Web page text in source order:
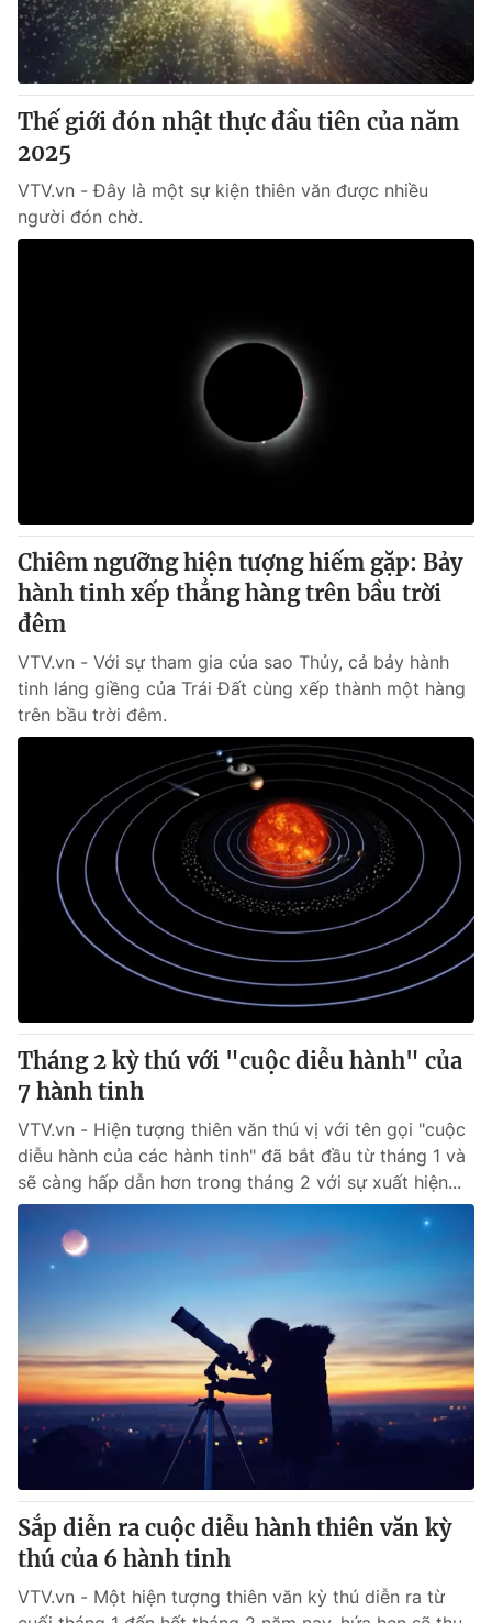
Thị trường 24h Tấm lòng Việt
VTV4 Vươn mình bằng AI
VTV9 VTV8
Liên hệ tòa soạn English
Đài Truyền hình Việt Nam
cấp ngày 29/12/2023
Tổng Biên tập:Vũ Thanh Thủy
Phó Tổng Biên tập:Nguyễn Thị Mỹ Hạnh, Phạm Quốc Thắng,
Nguyễn Trọng Ninh
Ðiện thoại Thời báo VTV: 024.66 897 897
Email:toasoan@vtv.vn
Liên hệ quảng cáo:024-7300.7108
® Cấm sao chép dưới mọi hình thức nếu không có sự chấp
thuận bằng văn bản. Ghi rõ nguồn VTV.vn khi phát hành lại
thông tin từ website này.
Thế giới đón nhật thực đầu tiên của năm
2025
VTV.vn - Đây là một sự kiện thiên văn được nhiều
người đón chờ.
Chiêm ngưỡng hiện tượng hiếm gặp: Bảy
hành tinh xếp thẳng hàng trên bầu trời
đêm
VTV.vn - Với sự tham gia của sao Thủy, cả bảy hành
tinh láng giềng của Trái Đất cùng xếp thành một hàng
trên bầu trời đêm.
Tháng 2 kỳ thú với "cuộc diễu hành" của
7 hành tinh
VTV.vn - Hiện tượng thiên văn thú vị với tên gọi "cuộc
diễu hành của các hành tinh" đã bắt đầu từ tháng 1 và
sẽ càng hấp dẫn hơn trong tháng 2 với sự xuất hiện...
Sắp diễn ra cuộc diễu hành thiên văn kỳ
thú của 6 hành tinh
VTV.vn - Một hiện tượng thiên văn kỳ thú diễn ra từ